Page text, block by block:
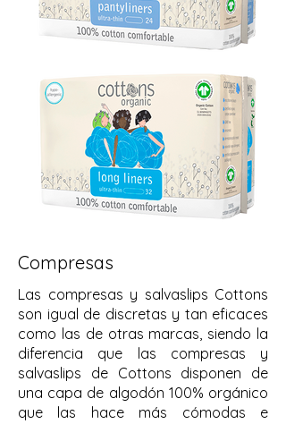
Compresas
Las compresas y salvaslips Cottons
son igual de discretas y tan eficaces
como las de otras marcas, siendo la
diferencia que las compresas y
salvaslips de Cottons disponen de
una capa de algodón 100% orgánico
que las hace más cómodas e